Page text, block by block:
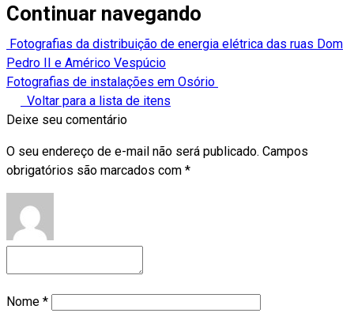
Continuar navegando
Fotografias da distribuição de energia elétrica das ruas Dom
Pedro II e Américo Vespúcio
Fotografias de instalações em Osório
Voltar para a lista de itens
Deixe seu comentário
O seu endereço de e-mail não será publicado. Campos
obrigatórios são marcados com *
Nome *